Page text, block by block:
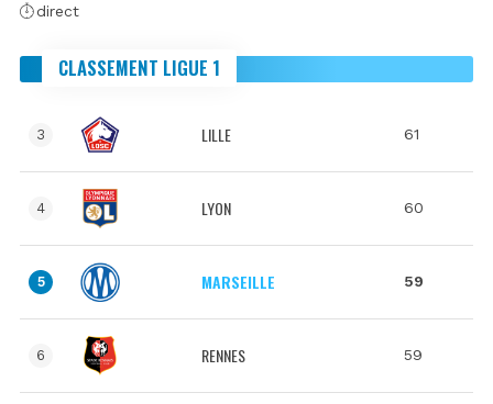
direct
CLASSEMENT LIGUE 1
3 LILLE 61
4 LYON 60
5 MARSEILLE 59
6 RENNES 59